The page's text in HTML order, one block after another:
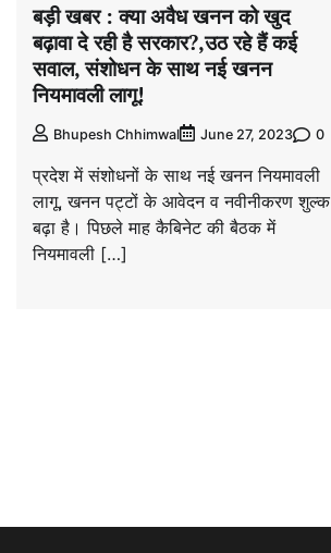
बड़ी खबर : क्या अवैध खनन को खुद
बढ़ावा दे रही है सरकार?,उठ रहे हैं कई
सवाल, संशोधन के साथ नई खनन
नियमावली लागू!
Bhupesh Chhimwal June 27, 2023 0
प्रदेश में संशोधनों के साथ नई खनन नियमावली
लागू, खनन पट्टों के आवेदन व नवीनीकरण शुल्क
बढ़ा है। पिछले माह कैबिनेट की बैठक में
नियमावली […]